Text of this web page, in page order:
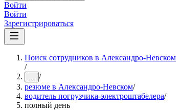
Войти
Войти
Зарегистрироваться
Поиск сотрудников в Александро-Невском
/
... /
резюме в Александро-Невском/
водитель погрузчика-электроштабелера/
полный день